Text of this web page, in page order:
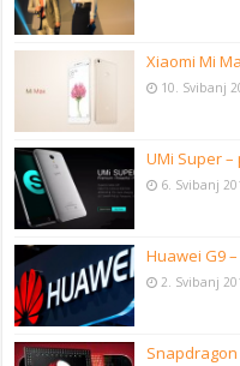
Xiaomi Mi
10. Svibanj
UMi Super
6. Svibanj
Huawei G9
2. Svibanj